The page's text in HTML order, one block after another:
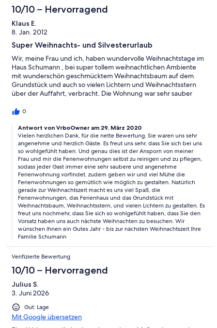
10/10 – Hervorragend
Klaus E.
8. Jan. 2012
Super Weihnachts- und Silvesterurlaub
Wir, meine Frau und ich, haben wundervolle Weihnachtstage im
Haus Schumann , bei super tollem weihnachtlichen Ambiente
mit wunderschön geschmücktem Weihnachtsbaum auf dem
Grundstück und auch so vielen Lichtern und Weihnachtsstern
über der Auffahrt, verbracht. Die Wohnung war sehr sauber
Dekoration, wie Tannenbaum, Schwippbögen, Advendskränzen
Weihnachten, Stollen und Glühwein, und zu Silvester,
Pfannkuchen (Berliner) , Sekt und Tischknaller, haben wir uns
sehr gefreut. Es war die richtige Entscheidung Weihnachten
und Silvester im Haus Schumann in Wieck an der Ostsee zu
verbringen. Vielen Dank Wir kommen auch in diesem und im
nächsten Jahr
0
Antwort von VrboOwner am 29. März 2020
Vielen herzlichen Dank, für die nette Bewertung. Sie waren uns sehr
angenehme und herzlich Gäste. Es freut uns sehr, dass Sie sich bei uns
so wohlgefühlt haben. Und genau dies ist der Ansporn von meiner
Frau und mir die Ferienwohnungen selbst zu reinigen und zu pflegen,
sodass jeder Gast immer eine sehr saubere und angenehme
Ferienwohnung vorfindet. zudem geben wir und viel Mühe die
Ferienwohnungen so gemütlich wie möglich zu gestalten. Natürlich
gerade zur Weihnachtszeit macht es uns viel Spaß, die
Ferienwohnungen, das Ferienhaus und das Grundstück mit
Weihnachtsbaum, Weihnachtsstern, und vielen Lichtern zu gestalten. Es
freut uns nochmehr, dass Sie sich so wohlgefühlt haben, dass Sie den
Vorsatz haben uns auch nächste Weihnachten zu besuchen. Wir
wünschen Ihnen ein Gutes Jahr - bis zur nächsten Weihnachtszeit Ihre
Familie Schumann
Verifizierte Bewertung
10/10 – Hervorragend
Julius S.
3. Juni 2026
Gut: Lage
Mit Google übersetzen